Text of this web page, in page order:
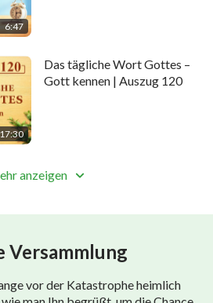
Tiere (die gegessen und nicht
6:47
17:30
Das tägliche Wort Gottes –
Gott kennen | Auszug 120
anzeigen
Versammlung
vor der Katastrophe heimlich